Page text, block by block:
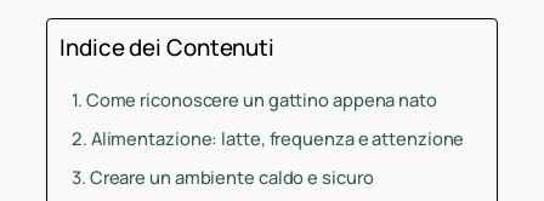
Indice dei Contenuti
Come riconoscere un gattino appena nato
Alimentazione: latte, frequenza e attenzione
Creare un ambiente caldo e sicuro